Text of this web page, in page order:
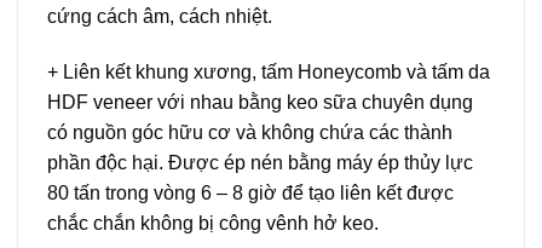
cứng cách âm, cách nhiệt.
+ Liên kết khung xương, tấm Honeycomb và tấm da
HDF veneer với nhau bằng keo sữa chuyên dụng
có nguồn góc hữu cơ và không chứa các thành
phần độc hại. Được ép nén bằng máy ép thủy lực
80 tấn trong vòng 6 – 8 giờ để tạo liên kết được
chắc chắn không bị công vênh hở keo.